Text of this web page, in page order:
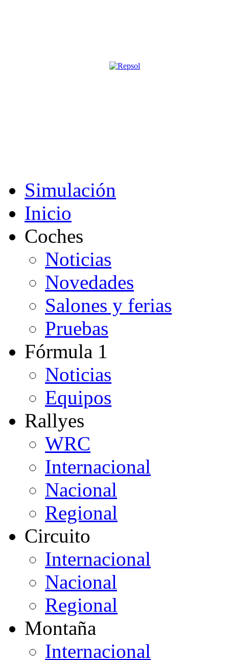
Simulación
Inicio
Coches
Noticias
Novedades
Salones y ferias
Pruebas
Fórmula 1
Noticias
Equipos
Rallyes
WRC
Internacional
Nacional
Regional
Circuito
Internacional
Nacional
Regional
Montaña
Internacional